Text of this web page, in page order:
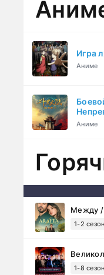
Игра
Аниме
Тан
Аниме
1-2 сезон
1-8 сезон